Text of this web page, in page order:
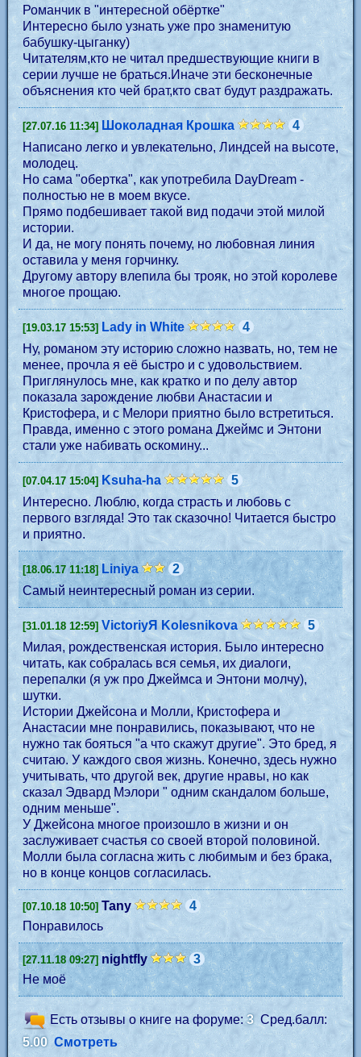
Романчик в "интересной обёртке"
Интересно было узнать уже про знаменитую
бабушку-цыганку)
Читателям,кто не читал предшествующие книги в
серии лучше не браться.Иначе эти бесконечные
объяснения кто чей брат,кто сват будут раздражать.
[27.07.16 11:34] Шоколадная Крошка
4
Написано легко и увлекательно, Линдсей на высоте,
молодец.
Но сама "обертка", как употребила DayDream -
полностью не в моем вкусе.
Прямо подбешивает такой вид подачи этой милой
истории.
И да, не могу понять почему, но любовная линия
оставила у меня горчинку.
Другому автору влепила бы трояк, но этой королеве
многое прощаю.
[19.03.17 15:53] Lady in White
4
Ну, романом эту историю сложно назвать, но, тем не
менее, прочла я её быстро и с удовольствием.
Приглянулось мне, как кратко и по делу автор
показала зарождение любви Анастасии и
Кристофера, и с Мелори приятно было встретиться.
Правда, именно с этого романа Джеймс и Энтони
стали уже набивать оскомину...
[07.04.17 15:04] Ksuha-ha
5
Интересно. Люблю, когда страсть и любовь с
первого взгляда! Это так сказочно! Читается быстро
и приятно.
[18.06.17 11:18] Liniya
2
Самый неинтересный роман из серии.
[31.01.18 12:59] VictoriyЯ Kolesnikova
5
Милая, рождественская история. Было интересно
читать, как собралась вся семья, их диалоги,
перепалки (я уж про Джеймса и Энтони молчу),
шутки.
Истории Джейсона и Молли, Кристофера и
Анастасии мне понравились, показывают, что не
нужно так бояться "а что скажут другие". Это бред, я
считаю. У каждого своя жизнь. Конечно, здесь нужно
учитывать, что другой век, другие нравы, но как
сказал Эдвард Мэлори " одним скандалом больше,
одним меньше".
У Джейсона многое произошло в жизни и он
заслуживает счастья со своей второй половиной.
Молли была согласна жить с любимым и без брака,
но в конце концов согласилась.
[07.10.18 10:50] Tany
4
Понравилось
[27.11.18 09:27] nightfly
3
Не моё
Есть отзывы о книге на форуме:3Сред.балл:
5.00 Смотреть